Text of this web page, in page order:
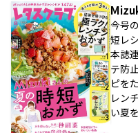
今号
短レ
本誌
テ防
ピを
レン
い夏